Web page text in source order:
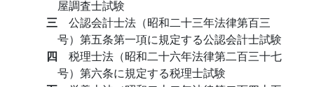
屋調査士試験
三 公認会計士法（昭和二十三年法律第百三
号）第五条第一項に規定する公認会計士試験
四 税理士法（昭和二十六年法律第二百三十七
号）第六条に規定する税理士試験